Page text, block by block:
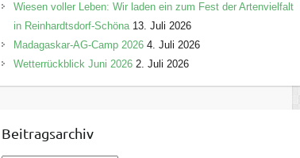
Wiesen voller Leben: Wir laden ein zum Fest der Artenvielfalt
in Reinhardtsdorf-Schöna 13. Juli 2026
Madagaskar-AG-Camp 2026 4. Juli 2026
Wetterrückblick Juni 2026 2. Juli 2026
Beitragsarchiv